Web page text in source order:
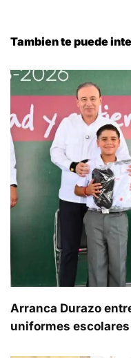
Tambien te puede
Arranca Durazo
uniformes